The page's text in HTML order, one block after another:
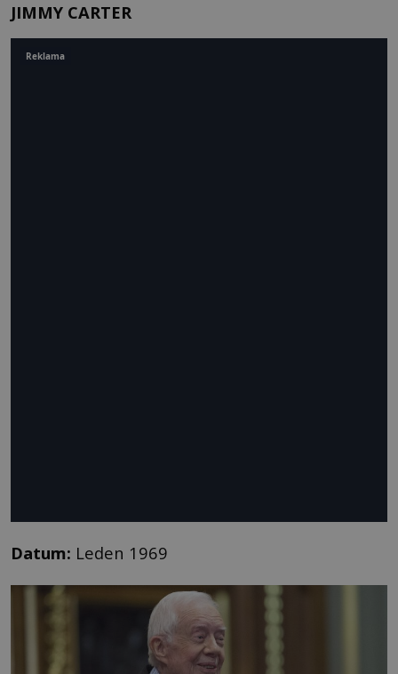
JIMMY CARTER
Datum: Leden 1969
Reklama